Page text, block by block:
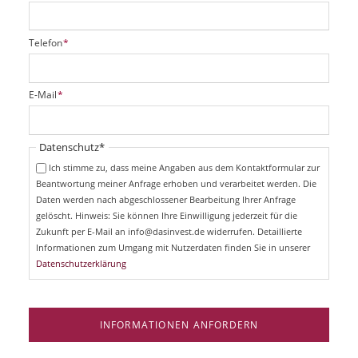
P
f
i
c
t
f
Telefon*
P
f
i
E-Mail*
Pflichtfeld
Datenschutz*
Ich stimme zu, dass meine Angaben aus dem Kontaktformular zur
Beantwortung meiner Anfrage erhoben und verarbeitet werden. Die
Daten werden nach abgeschlossener Bearbeitung Ihrer Anfrage
gelöscht. Hinweis: Sie können Ihre Einwilligung jederzeit für die
Zukunft per E-Mail an info@dasinvest.de widerrufen. Detaillierte
Informationen zum Umgang mit Nutzerdaten finden Sie in unserer
Datenschutzerklärung
INFORMATIONEN ANFORDERN